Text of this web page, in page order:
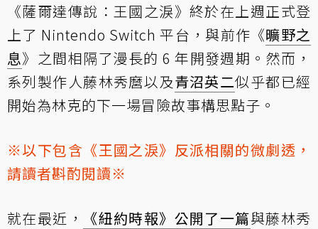
《薩爾達傳說：王國之淚》終於在上週正式登
上了 Nintendo Switch 平台，與前作《曠野之
息》之間相隔了漫長的 6 年開發週期。然而，
系列製作人藤林秀麿以及青沼英二似乎都已經
開始為林克的下一場冒險故事構思點子。
※以下包含《王國之淚》反派相關的微劇透，
請讀者斟酌閱讀※
就在最近， 《紐約時報》公開了一篇與藤林秀